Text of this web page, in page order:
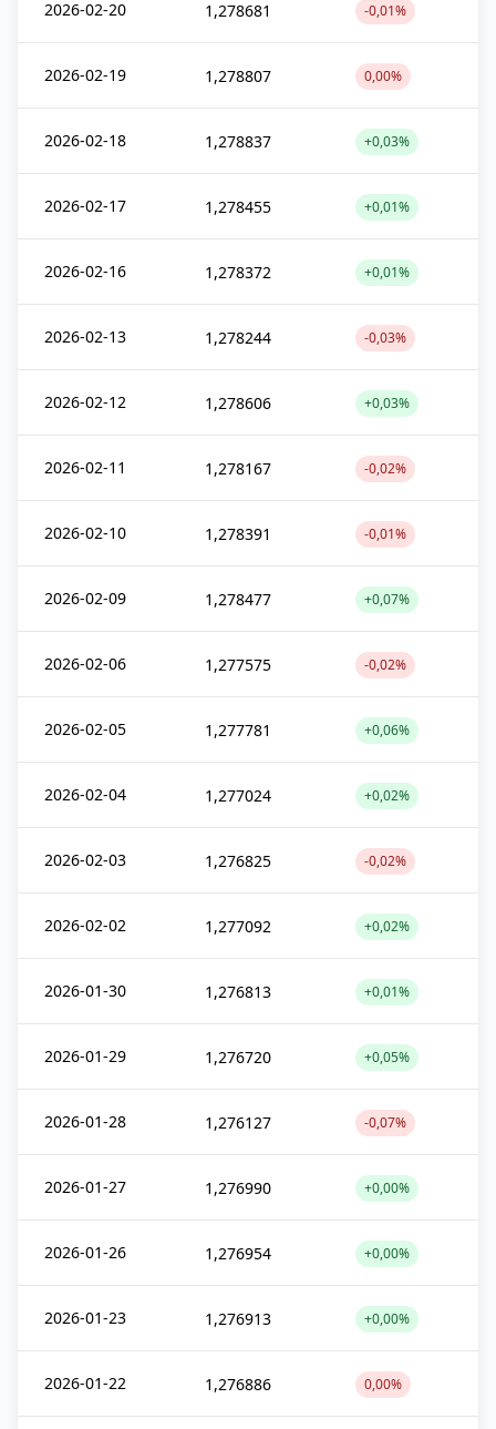
2026-02-20 1,278681 -0,01%
2026-02-19 1,278807 0,00%
2026-02-18 1,278837 +0,03%
2026-02-17 1,278455 +0,01%
2026-02-16 1,278372 +0,01%
2026-02-13 1,278244 -0,03%
2026-02-12 1,278606 +0,03%
2026-02-11 1,278167 -0,02%
2026-02-10 1,278391 -0,01%
2026-02-09 1,278477 +0,07%
2026-02-06 1,277575 -0,02%
2026-02-05 1,277781 +0,06%
2026-02-04 1,277024 +0,02%
2026-02-03 1,276825 -0,02%
2026-02-02 1,277092 +0,02%
2026-01-30 1,276813 +0,01%
2026-01-29 1,276720 +0,05%
2026-01-28 1,276127 -0,07%
2026-01-27 1,276990 +0,00%
2026-01-26 1,276954 +0,00%
2026-01-23 1,276913 +0,00%
2026-01-22 1,276886 0,00%